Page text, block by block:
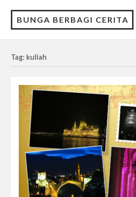
BUNGA BERBAGI CERITA
Tag: kuliah